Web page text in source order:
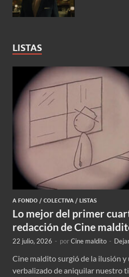
LISTAS
A FONDO / COLECTIVA / LISTAS
Lo mejor del primer
redacción de Cine
22 julio, 2026 - porCine maldito -
Cine maldito surgió de la ilusión y
verbalizado de aniquilar nuestro